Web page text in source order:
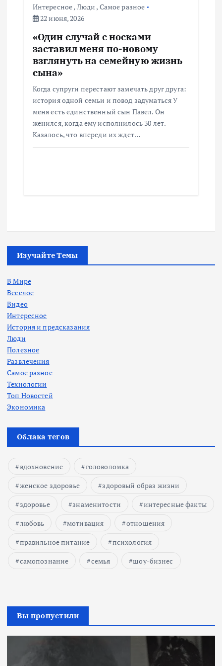
Интересное, Люди , Самое разное
22 июня, 2026
«Один случай с носками
заставил меня по-новому
взглянуть на семейную жизнь
сына»
Когда супруги перестают замечать друг друга:
история одной семьи и повод задуматься У
меня есть единственный сын Павел. Он
женился, когда ему исполнилось 30 лет.
Казалось, что впереди их ждет…
Изучайте Темы
В Мире
Веселое
Видео
Интересное
История и предсказания
Люди
Полезное
Развлечения
Самое разное
Технологии
Топ Новостей
Экономика
Облака тегов
вдохновение
головоломка
женское здоровье
здоровый образ жизни
здоровье
знаменитости
интересные факты
любовь
мотивация
отношения
правильное питание
психология
самопознание
семья шоу-бизнес
Вы пропустили